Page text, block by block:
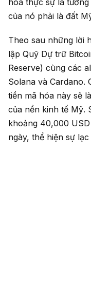
của nó phải là đất
Theo sau những lời
lập Quỹ Dự trữ
Reserve) cùng các
Solana và Cardano.
tiền mã hóa này sẽ
của nền kinh tế Mỹ.
khoảng 40,000
ngày, thể hiện sự